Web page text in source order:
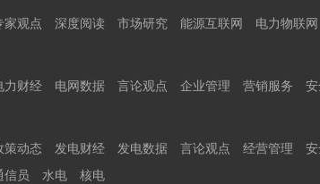
家观点 深度阅读 市场研究 能源互联网 电力物联网
力财经 电网数据 言论观点 企业管理 营销服务
策动态 发电财经 发电数据 言论观点 经营管理
信员 水电 核电